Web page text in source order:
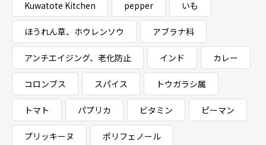
Kuwatote Kitchen pepper いも
ほうれん草、ホウレンソウ アブラナ科
アンチエイジング、老化防止 インド カレー
コロンブス スパイス トウガラシ属
トマト パプリカ ビタミン ピーマン
プリッキーヌ ポリフェノール